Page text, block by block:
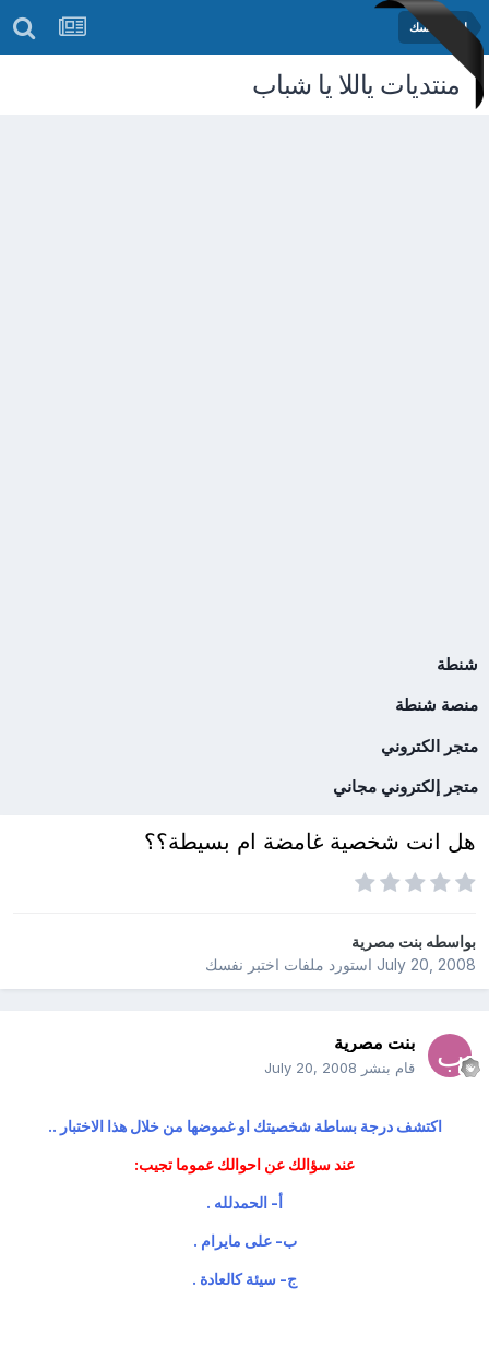
اختبر نفسك
منتديات ياللا يا شباب
شنطة
منصة شنطة
متجر الكتروني
متجر إلكتروني مجاني
هل انت شخصية غامضة ام بسيطة؟؟
بواسطهبنت مصرية
July 20, 2008استورد ملفات اختبر نفسك
بنت مصرية
قام بنشر July 20, 2008
اكتشف درجة بساطة شخصيتك او غموضها من خلال هذا الاختبار ..
عند سؤالك عن احوالك عموما تجيب:
أ- الحمدلله .
ب- على مايرام .
ج- سيئة كالعادة .